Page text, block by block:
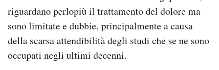
riguardano perlopiù il trattamento del dolore ma
sono limitate e dubbie, principalmente a causa
della scarsa attendibilità degli studi che se ne sono
occupati negli ultimi decenni.